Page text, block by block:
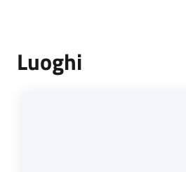
Luoghi